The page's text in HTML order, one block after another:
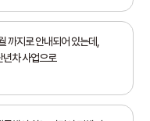
까지로 안내되어 있는데,
년차 사업으로